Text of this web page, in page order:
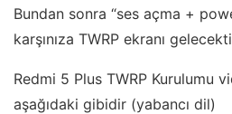
Bundan sonra “ses açma +
karşınıza TWRP ekranı
Redmi 5 Plus TWRP Kurulumu
aşağıdaki gibidir (yabancı dil)